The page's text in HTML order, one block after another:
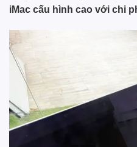
iMac cấu hình cao với chi